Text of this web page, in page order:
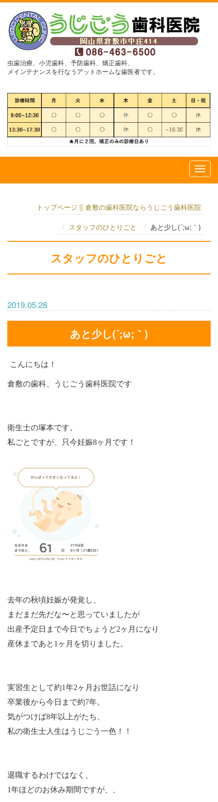
虫歯治療、小児歯科、予防歯科、矯正歯科、
メインテナンスを行なうアットホームな歯医者です。
トップページ || 倉敷の歯科医院ならうじごう歯科医院
スタッフのひとりごと あと少し(´;ω;｀)
スタッフのひとりごと
2019.05.28
あと少し(´;ω;｀)
こんにちは！
倉敷の歯科、うじごう歯科医院です
衛生士の塚本です。
私ごとですが、只今妊娠8ヶ月です！
去年の秋頃妊娠が発覚し、
まだまだ先だな〜と思っていましたが
出産予定日まで今日でちょうど2ヶ月になり
産休まであと 1 ヶ月を切りました。
実習生として約1年2ヶ月お世話になり
卒業後から今日まで約7年。
気がつけば8年以上がたち、
私の衛生士人生はうじごう一色！！
退職するわけではなく、
1年ほどのお休み期間ですが、、